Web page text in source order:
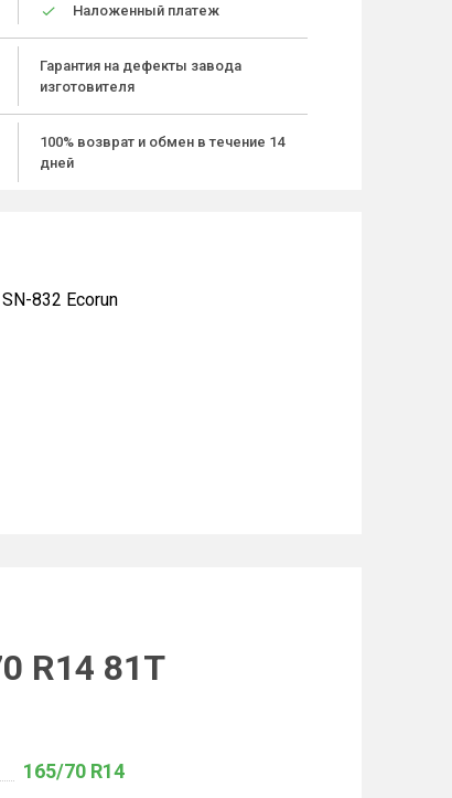
Наложенный платеж
Гарантия на дефекты завода
изготовителя
100% возврат и обмен в течение 14
дней
832 Ecorun
R14 81T
165/70 R14